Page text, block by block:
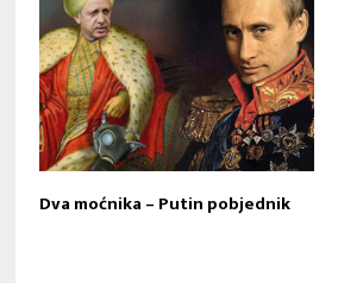
Dva moćnika – Putin pobjednik